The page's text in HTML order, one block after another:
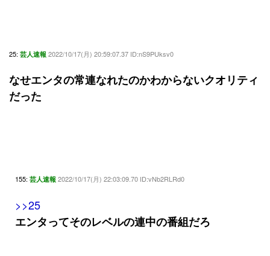
25: 芸人速報 2022/10/17(月) 20:59:07.37 ID:nS9PUksv0
なせエンタの常連なれたのかわからないクオリティ
だった
155: 芸人速報 2022/10/17(月) 22:03:09.70 ID:vNb2RLRd0
>>25
エンタってそのレベルの連中の番組だろ